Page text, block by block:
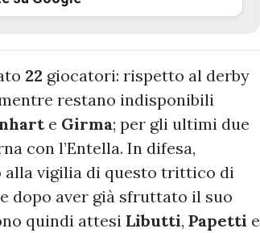
22 giocatori: rispetto al derby
restano indisponibili
e Girma; per gli ultimi due
con l’Entella. In difesa,
alla vigilia di questo trittico di
dopo aver già sfruttato il suo
quindi attesi Libutti, Papetti e